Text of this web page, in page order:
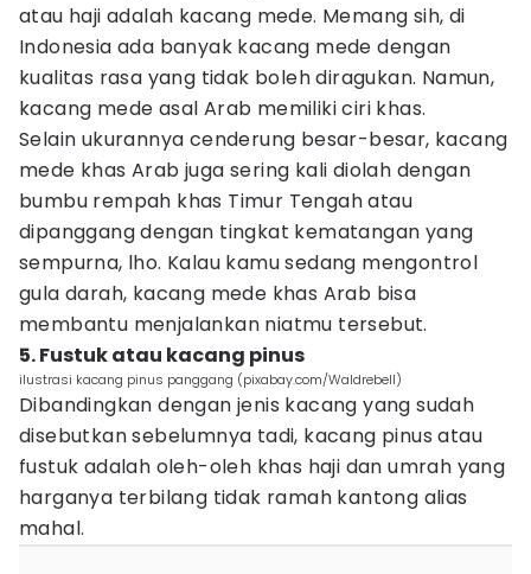
atau haji adalah kacang mede. Memang sih, di
Indonesia ada banyak kacang mede dengan
kualitas rasa yang tidak boleh diragukan. Namun,
kacang mede asal Arab memiliki ciri khas.
Selain ukurannya cenderung besar-besar, kacang
mede khas Arab juga sering kali diolah dengan
bumbu rempah khas Timur Tengah atau
dipanggang dengan tingkat kematangan yang
sempurna, lho. Kalau kamu sedang mengontrol
gula darah, kacang mede khas Arab bisa
membantu menjalankan niatmu tersebut.
5. Fustuk atau kacang pinus
ilustrasi kacang pinus panggang (pixabay.com/Waldrebell)
Dibandingkan dengan jenis kacang yang sudah
disebutkan sebelumnya tadi, kacang pinus atau
fustuk adalah oleh-oleh khas haji dan umrah yang
harganya terbilang tidak ramah kantong alias
mahal.